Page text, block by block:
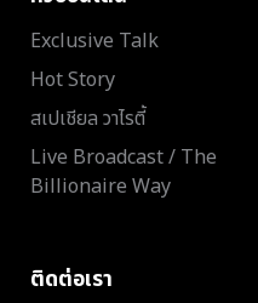
Exclusive Talk
Hot Story
สเปเชียล วาไรตี้
Live Broadcast / The
Billionaire Way
ติดต่อเรา